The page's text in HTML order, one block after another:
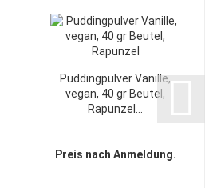
Puddingpulver Vanille,
vegan, 40 gr Beutel,
Rapunzel...
Preis nach Anmeldung.